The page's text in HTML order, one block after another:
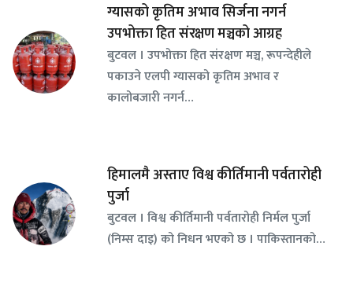
ग्यासको कृतिम अभाव सिर्जना नगर्न
उपभोक्ता हित संरक्षण मञ्चको आग्रह
बुटवल । उपभोक्ता हित संरक्षण मञ्च, रूपन्देहीले
पकाउने एलपी ग्यासको कृतिम अभाव र
कालोबजारी नगर्न…
हिमालमै अस्ताए विश्व कीर्तिमानी पर्वतारोही
पुर्जा
बुटवल । विश्व कीर्तिमानी पर्वतारोही निर्मल पुर्जा
(निम्स दाइ) को निधन भएको छ । पाकिस्तानको…